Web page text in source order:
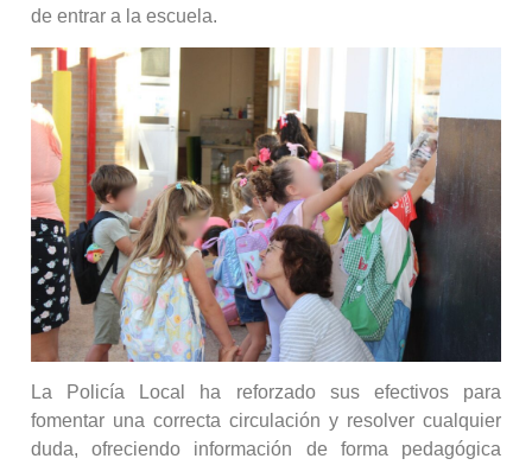
de entrar a la escuela.
La Policía Local ha reforzado sus efectivos para
fomentar una correcta circulación y resolver cualquier
duda, ofreciendo información de forma pedagógica